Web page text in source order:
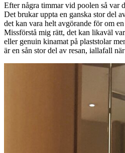
Efter några timmar vid poolen så var
Det brukar uppta en ganska stor del
det kan vara helt avgörande för om
Missförstå mig rätt, det kan likaväl
eller genuin kinamat på plaststolar
är en sån stor del av resan, iallafall